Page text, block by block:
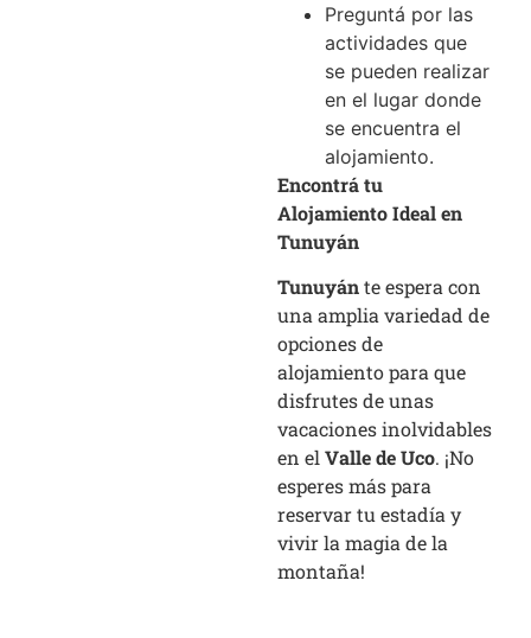
Preguntá por las
actividades que
se pueden realizar
en el lugar donde
se encuentra el
alojamiento.
Encontrá tu
Alojamiento Ideal en
Tunuyán
Tunuyánte espera con
una amplia variedad de
opciones de
alojamiento para que
disfrutes de unas
vacaciones inolvidables
en elValle de Uco. ¡No
esperes más para
reservar tu estadía y
vivir la magia de la
montaña!